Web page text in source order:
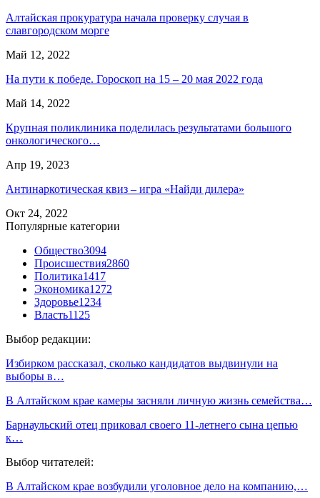
Алтайская прокуратура начала проверку случая в
славгородском морге
Май 12, 2022
На пути к победе. Гороскоп на 15 – 20 мая 2022 года
Май 14, 2022
Крупная поликлиника поделилась результатами большого
онкологического…
Апр 19, 2023
Антинаркотическая квиз – игра «Найди дилера»
Окт 24, 2022
Популярные категории
Общество3094
Происшествия2860
Политика1417
Экономика1272
Здоровье1234
Власть1125
Выбор редакции:
Избирком рассказал, сколько кандидатов выдвинули на
выборы в…
В Алтайском крае камеры засняли личную жизнь семейства…
Барнаульский отец приковал своего 11-летнего сына цепью
к…
Выбор читателей:
В Алтайском крае возбудили уголовное дело на компанию,…